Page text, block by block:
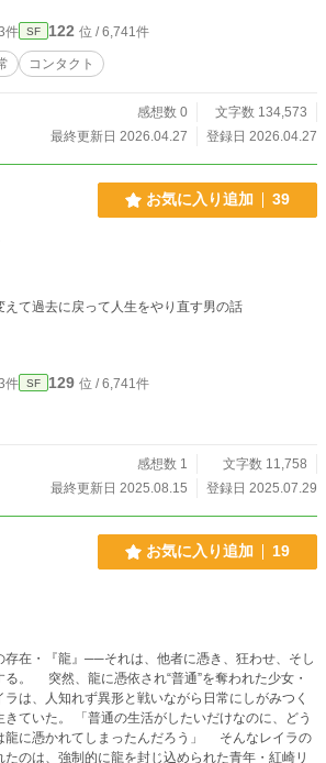
件 SF 122 位 / 6,741件
コンタクト
感想数 0
文字数 134,573
最終更新日 2026.04.27
登録日 2026.04.27
お気に入り追加 39
えて過去に戻って人生をやり直す男の話
件 SF 129 位 / 6,741件
感想数 1
文字数 11,758
最終更新日 2025.08.15
登録日 2025.07.29
お気に入り追加 19
在・『龍』──それは、他者に憑き、狂わせ、そし
”を奪われた少女・
ラは、人知れず異形と戦いながら日常にしがみつく
の生活がしたいだけなのに、どう
憑かれてしまったんだろう」 そんなレイラの
たのは、強制的に龍を封じ込められた青年・紅崎リ